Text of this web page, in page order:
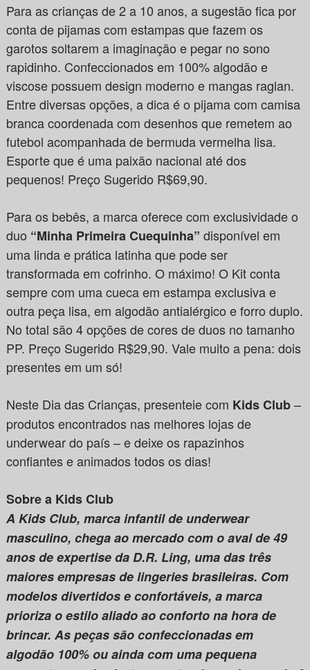
Para as crianças de 2 a 10 anos, a sugestão fica por
conta de pijamas com estampas que fazem os
garotos soltarem a imaginação e pegar no sono
rapidinho. Confeccionados em 100% algodão e
viscose possuem design moderno e mangas raglan.
Entre diversas opções, a dica é o pijama com camisa
branca coordenada com desenhos que remetem ao
futebol acompanhada de bermuda vermelha lisa.
Esporte que é uma paixão nacional até dos
pequenos! Preço Sugerido R$69,90.
Para os bebês, a marca oferece com exclusividade o
duo “Minha Primeira Cuequinha” disponível em
uma linda e prática latinha que pode ser
transformada em cofrinho. O máximo! O Kit conta
sempre com uma cueca em estampa exclusiva e
outra peça lisa, em algodão antialérgico e forro duplo.
No total são 4 opções de cores de duos no tamanho
PP. Preço Sugerido R$29,90. Vale muito a pena: dois
presentes em um só!
Neste Dia das Crianças, presenteie com Kids Club–
produtos encontrados nas melhores lojas de
underwear do país – e deixe os rapazinhos
confiantes e animados todos os dias!
Sobre a Kids Club
A Kids Club, marca infantil de underwear
masculino, chega ao mercado com o aval de 49
anos de expertise da D.R. Ling, uma das três
maiores empresas de lingeries brasileiras. Com
modelos divertidos e confortáveis, a marca
prioriza o estilo aliado ao conforto na hora de
brincar. As peças são confeccionadas em
algodão 100% ou ainda com uma pequena